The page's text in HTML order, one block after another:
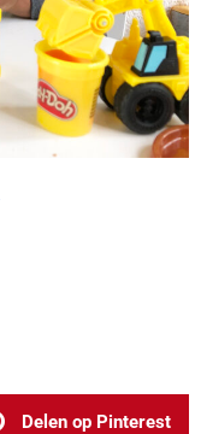
Delen op Pinterest